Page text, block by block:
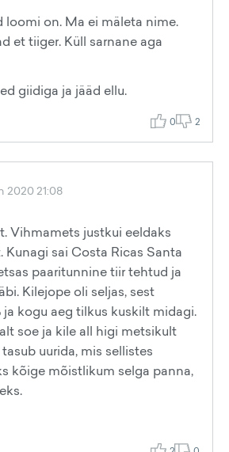
loomi on. Ma ei mäleta nime.
et tiiger. Küll sarnane aga
giidiga ja jääd ellu.
0 2
2020 21:08
Vihmamets justkui eeldaks
Kunagi sai Costa Ricas Santa
paaritunnine tiir tehtud ja
Kilejope oli seljas, sest
ja kogu aeg tilkus kuskilt midagi.
soe ja kile all higi metsikult
uurida, mis sellistes
kõige mõistlikum selga panna,